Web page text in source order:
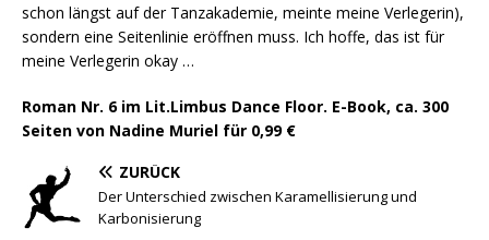
schon längst auf der Tanzakademie, meinte meine Verlegerin),
sondern eine Seitenlinie eröffnen muss. Ich hoffe, das ist für
meine Verlegerin okay …
Roman Nr. 6 im Lit.Limbus Dance Floor. E-Book, ca. 300
Seiten von Nadine Muriel für 0,99 €
ZURÜCK
Der Unterschied zwischen Karamellisierung und
Karbonisierung